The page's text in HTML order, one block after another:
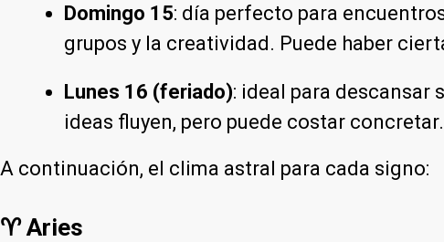
Domingo 15: día perfecto para
grupos y la creatividad. Puede haber
Lunes 16 (feriado): ideal para descansar
ideas fluyen, pero puede costar concretar.
A continuación, el clima astral para cada signo:
♈ Aries